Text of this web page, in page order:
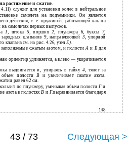
растяжение и сжатие.
служит для установки колес в нейтральное
самолета на подъемники. Он является
действия, т. е. пружиной, работающей как на
на самолетах первых выпусков.
1, штока 5,поршня2, плунжера 6,буксы 7,
клапанов 9, направляющей 3, упорной
клапана см. на рис. 4.26, узелЕ).
заполняемые сжатым азотом, и полостиАи Бдля
ориентир удлиняется, а влево — укорачивается
выдвигается и, упираясь в гайку4, тянет за
объем полостиВ и увеличивает сжатие азота.
равен 62 см.
по плунжеру, уменьшая объем полостиГи
азота в полостяхВ и Г.выравнивается благодаря
148
43 / 73 Следующая >